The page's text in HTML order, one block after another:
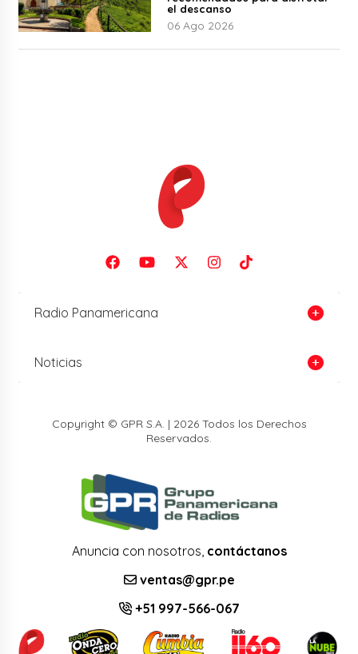
el descanso
06 Ago 2026
Radio Panamericana
Noticias
Copyright © GPR S.A. | 2026 Todos los Derechos
Reservados.
Anuncia con nosotros, contáctanos
ventas@gpr.pe
+51 997-566-067